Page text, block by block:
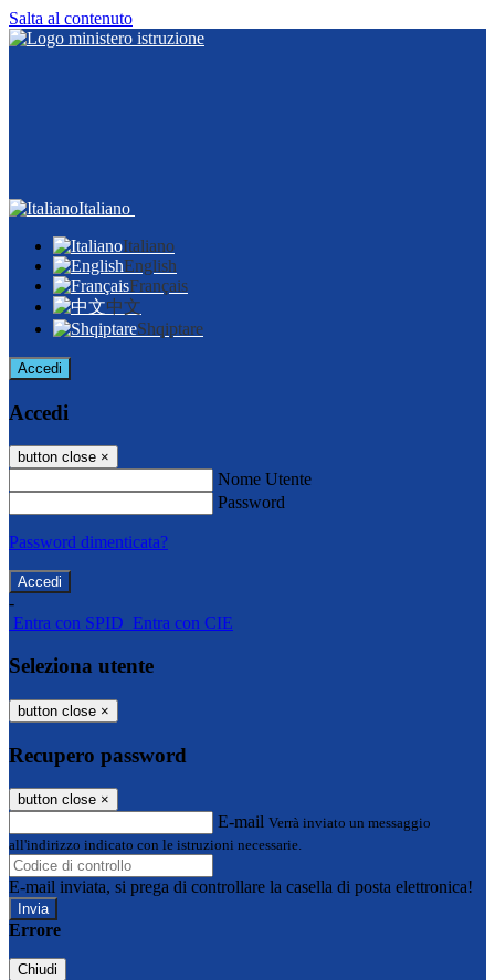
Salta al contenuto
Italiano
Italiano
English
Français
中文
Shqiptare
Accedi
Accedi
button close ×
Nome Utente
Password
Password dimenticata?
-
Entra con SPID Entra con CIE
Seleziona utente
button close ×
Recupero password
button close ×
E-mail Verrà inviato un messaggio
all'indirizzo indicato con le istruzioni necessarie.
E-mail inviata, si prega di controllare la casella di posta elettronica!
Errore
Chiudi